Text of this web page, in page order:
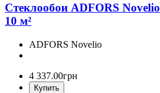
Стеклообои ADFORS
10 м²
ADFORS Novelio
4 337.00грн
Купить